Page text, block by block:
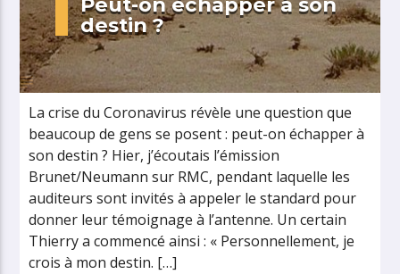
destin ?
La crise du Coronavirus révèle une question que
beaucoup de gens se posent : peut-on échapper à
son destin ? Hier, j’écoutais l’émission
Brunet/Neumann sur RMC, pendant laquelle les
auditeurs sont invités à appeler le standard pour
donner leur témoignage à l’antenne. Un certain
Thierry a commencé ainsi : « Personnellement, je
crois à mon destin. […]